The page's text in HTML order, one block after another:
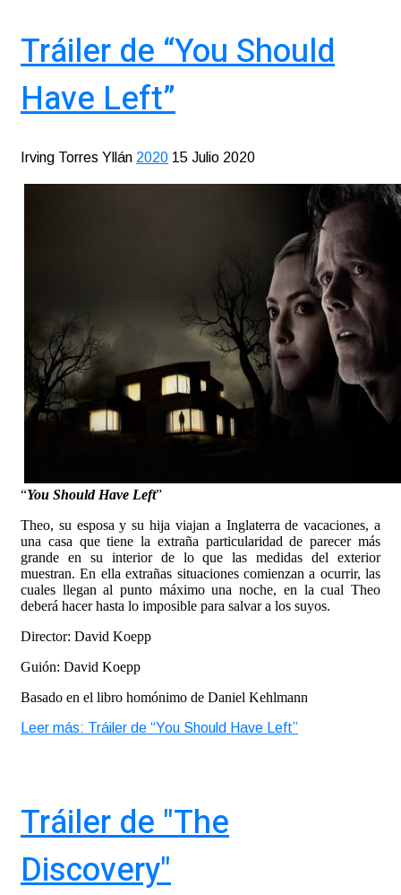
Tráiler de “You Should
Have Left”
Irving Torres Yllán 2020 15 Julio 2020
“You Should Have Left”
Theo, su esposa y su hija viajan a Inglaterra de vacaciones, a
una casa que tiene la extraña particularidad de parecer más
grande en su interior de lo que las medidas del exterior
muestran. En ella extrañas situaciones comienzan a ocurrir, las
cuales llegan al punto máximo una noche, en la cual Theo
deberá hacer hasta lo imposible para salvar a los suyos.
Director: David Koepp
Guión: David Koepp
Basado en el libro homónimo de Daniel Kehlmann
Leer más: Tráiler de “You Should Have Left”
Tráiler de "The
Discovery"